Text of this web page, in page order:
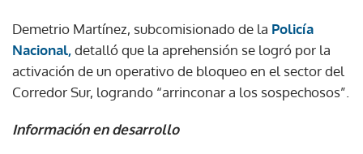
Demetrio Martínez, subcomisionado de la Policía
Nacional,detalló que la aprehensión se logró por la
activación de un operativo de bloqueo en el sector del
Corredor Sur, logrando “arrinconar a los sospechosos”.
Información en desarrollo